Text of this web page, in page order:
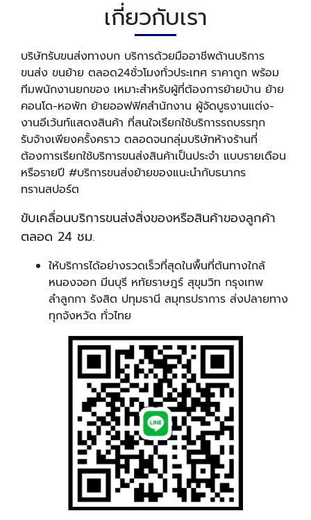
เกี่ยวกับเรา
บริษัทรับขนส่งทางบก บริการด้วยมืออาชีพด้านบริการ
ขนส่ง ขนย้าย ตลอด24ชั่วโมงทั่วประเทศ ราคาถูก พร้อม
ทีมพนักงานยกของ เหมาะสำหรับผู้ที่ต้องการย้ายบ้าน ย้าย
คอนโด-หอพัก ย้ายออฟฟิศสำนักงาน ผู้จัดบูธงานแต่ง-
งานอีเว้นท์แสดงสินค้า ที่สนใจเรียกใช้บริการรถบรรทุก
รับจ้างเพียงครั้งคราว ตลอดจนกลุ่มบริษัทห้างร้านที่
ต้องการเรียกใช้บริการขนส่งสินค้าเป็นประจำ แบบรายเดือน
หรือรายปี #บริการขนส่งย้ายของแนะนำกับธนากร
ทรานสปอร์ต
ขับเคลื่อนบริการขนส่งสิ่งของหรือสินค้าของลูกค้า
ตลอด 24 ชม.
ให้บริการได้อย่างรวดเร็วที่สุดในพื้นที่ต้นทางใกล้
หนองจอก มีนบุรี หทัยราษฎร์ สุขุมวิท กรุงเทพ
ลำลูกกา รังสิต ปทุมธานี สมุทรปราการ ส่งปลายทาง
ทุกจังหวัด ทั่วไทย